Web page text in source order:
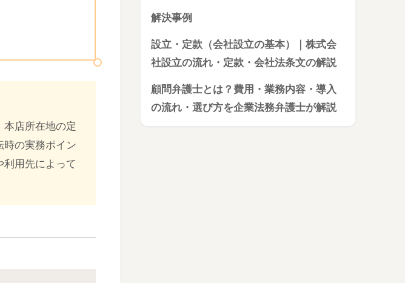
店所在地の定
時の実務ポイン
利用先によって
解決事例
設立・定款（会社設立の基本）｜株式会
社設立の流れ・定款・会社法条文の解説
顧問弁護士とは？費用・業務内容・導入
の流れ・選び方を企業法務弁護士が解説